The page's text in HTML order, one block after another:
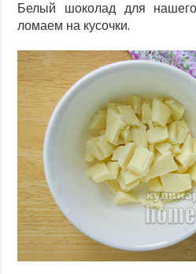
Белый шоколад для нашего
ломаем на кусочки.